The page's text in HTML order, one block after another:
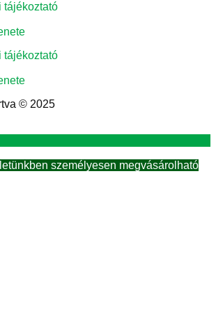
tájékoztató
tájékoztató
© 2025
személyesen megvásárolható